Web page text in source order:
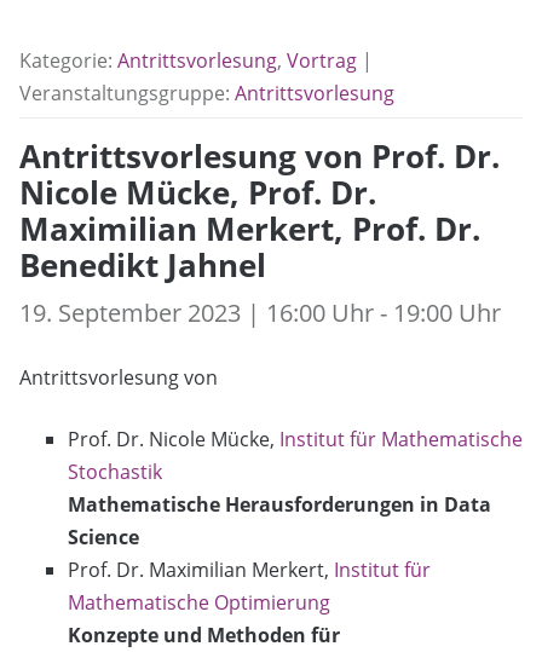
Kategorie: Antrittsvorlesung, Vortrag |
Veranstaltungsgruppe: Antrittsvorlesung
Antrittsvorlesung von Prof. Dr.
Nicole Mücke, Prof. Dr.
Maximilian Merkert, Prof. Dr.
Benedikt Jahnel
19. September 2023 | 16:00 Uhr - 19:00 Uhr
Antrittsvorlesung von
Prof. Dr. Nicole Mücke, Institut für Mathematische
Stochastik
Mathematische Herausforderungen in Data
Science
Prof. Dr. Maximilian Merkert, Institut für
Mathematische Optimierung
Konzepte und Methoden für